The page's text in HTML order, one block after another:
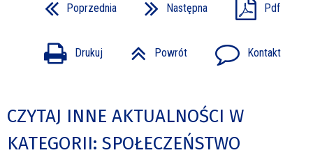
Poprzednia Następna Pdf
Drukuj Powrót Kontakt
CZYTAJ INNE AKTUALNOŚCI W
KATEGORII: SPOŁECZEŃSTWO